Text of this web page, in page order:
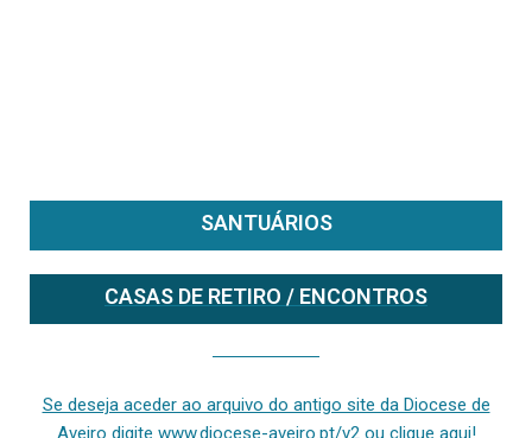
SANTUÁRIOS
CASAS DE RETIRO / ENCONTROS
Se deseja aceder ao arquivo do antigo site da Diocese de
Aveiro digite www.diocese-aveiro.pt/v2 ou clique aqui!